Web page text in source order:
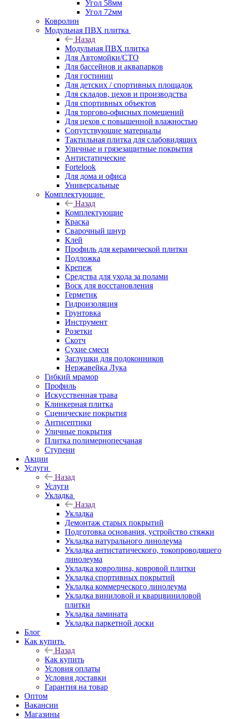
Угол 58мм
Угол 72мм
Ковролин
Модульная ПВХ плитка
Назад
Модульная ПВХ плитка
Для Автомойки/СТО
Для бассейнов и аквапарков
Для гостиниц
Для детских / спортивных площадок
Для складов, цехов и производства
Для спортивных объектов
Для торгово-офисных помещений
Для цехов с повышенной влажностью
Сопутствующие материалы
Тактильная плитка для слабовидящих
Уличные и грязезащитные покрытия
Антистатические
Fortelook
Для дома и офиса
Универсальные
Комплектующие
Назад
Комплектующие
Краска
Сварочный шнур
Клей
Профиль для керамической плитки
Подложка
Крепеж
Средства для ухода за полами
Воск для восстановления
Герметик
Гидроизоляция
Грунтовка
Инструмент
Розетки
Скотч
Сухие смеси
Заглушки для подоконников
Нержавейка Лука
Гибкий мрамор
Профиль
Искусственная трава
Клинкерная плитка
Сценические покрытия
Антисептики
Уличные покрытия
Плитка полимернопесчаная
Ступени
Акции
Услуги
Назад
Услуги
Укладка
Назад
Укладка
Демонтаж старых покрытий
Подготовка основания, устройство стяжки
Укладка натурального линолеума
Укладка антистатического, токопроводящего
линолеума
Укладка ковролина, ковровой плитки
Укладка спортивных покрытий
Укладка коммерческого линолеума
Укладка виниловой и кварцвиниловой
плитки
Укладка ламината
Укладка паркетной доски
Блог
Как купить
Назад
Как купить
Условия оплаты
Условия доставки
Гарантия на товар
Оптом
Вакансии
Магазины